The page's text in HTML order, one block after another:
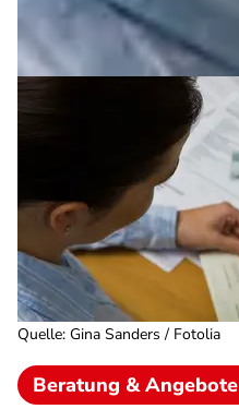
Quelle: Gina Sanders / Fotolia
Beratung & Angebote